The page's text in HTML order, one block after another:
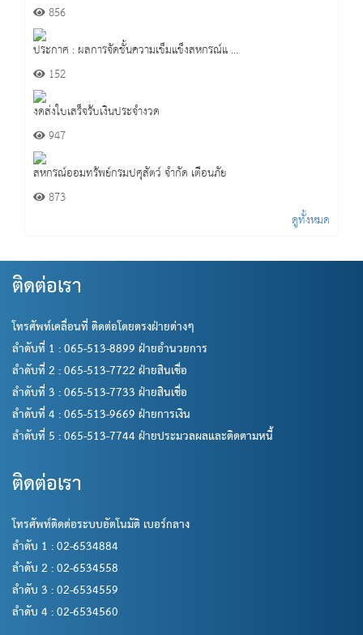
856
ประกาศ : ผลการจัดชั้นความเข็มแข็งสหกรณ์แ ...
152
งดส่งใบเสร็จรับเงินประจำงวด
947
สหกรณ์ออมทรัพย์กรมปศุสัตว์ จำกัด เตือนภัย
873
ดูทั้งหมด
ติดต่อเรา
โทรศัพท์เคลื่อนที่ ติดต่อโดยตรงฝ่ายต่างๆ
ลำดับที่ 1 : 065-513-8899 ฝ่ายอำนวยการ
ลำดับที่ 2 : 065-513-7722 ฝ่ายสินเชื่อ
ลำดับที่ 3 : 065-513-7733 ฝ่ายสินเชื่อ
ลำดับที่ 4 : 065-513-9669 ฝ่ายการเงิน
ลำดับที่ 5 : 065-513-7744 ฝ่ายประมวลผลและติดตามหนี้
ติดต่อเรา
โทรศัพท์ติดต่อระบบอัตโนมัติ เบอร์กลาง
ลำดับ 1 : 02-6534884
ลำดับ 2 : 02-6534558
ลำดับ 3 : 02-6534559
ลำดับ 4 : 02-6534560